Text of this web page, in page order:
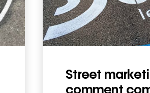
Street
comment